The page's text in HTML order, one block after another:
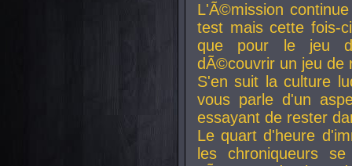
L'Ã©mission
test mais cette fois-
que pour le jeu
dÃ©couvrir un jeu de
S'en suit la culture
vous parle d'un
essayant de rester
Le quart d'heure
les chroniqueurs